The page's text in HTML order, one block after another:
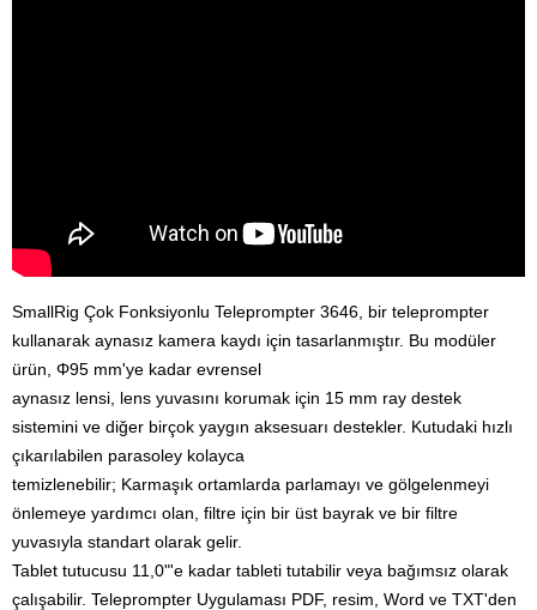
SmallRig Çok Fonksiyonlu Teleprompter 3646, bir teleprompter
kullanarak aynasız kamera kaydı için tasarlanmıştır. Bu modüler
ürün, Φ95 mm'ye kadar evrensel
aynasız lensi, lens yuvasını korumak için 15 mm ray destek
sistemini ve diğer birçok yaygın aksesuarı destekler. Kutudaki hızlı
çıkarılabilen parasoley kolayca
temizlenebilir; Karmaşık ortamlarda parlamayı ve gölgelenmeyi
önlemeye yardımcı olan, filtre için bir üst bayrak ve bir filtre
yuvasıyla standart olarak gelir.
Tablet tutucusu 11,0"'e kadar tableti tutabilir veya bağımsız olarak
çalışabilir. Teleprompter Uygulaması PDF, resim, Word ve TXT'den